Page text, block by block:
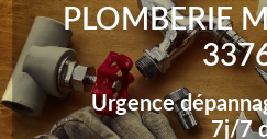
PLOMBERIE
Urgence
7j/7